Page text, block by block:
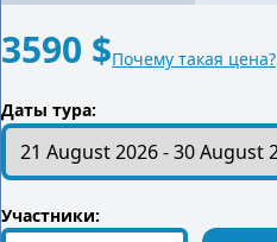
3590 $Почему такая цена?
Даты тура:
Участники: